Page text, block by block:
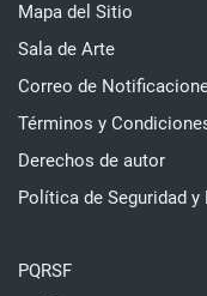
Mapa del Sitio
Sala de Arte
Correo de
Términos y
Derechos de autor
Política de Seguridad
PQRSF